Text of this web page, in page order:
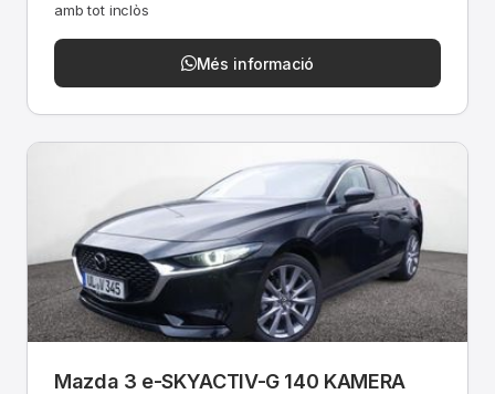
amb tot inclòs
Més informació
Mazda 3 e-SKYACTIV-G 140 KAMERA